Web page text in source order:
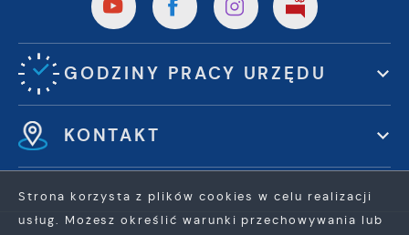
GODZINY PRACY URZĘDU
KONTAKT
Strona korzysta z plików cookies w celu realizacji
usług. Możesz określić warunki przechowywania lub